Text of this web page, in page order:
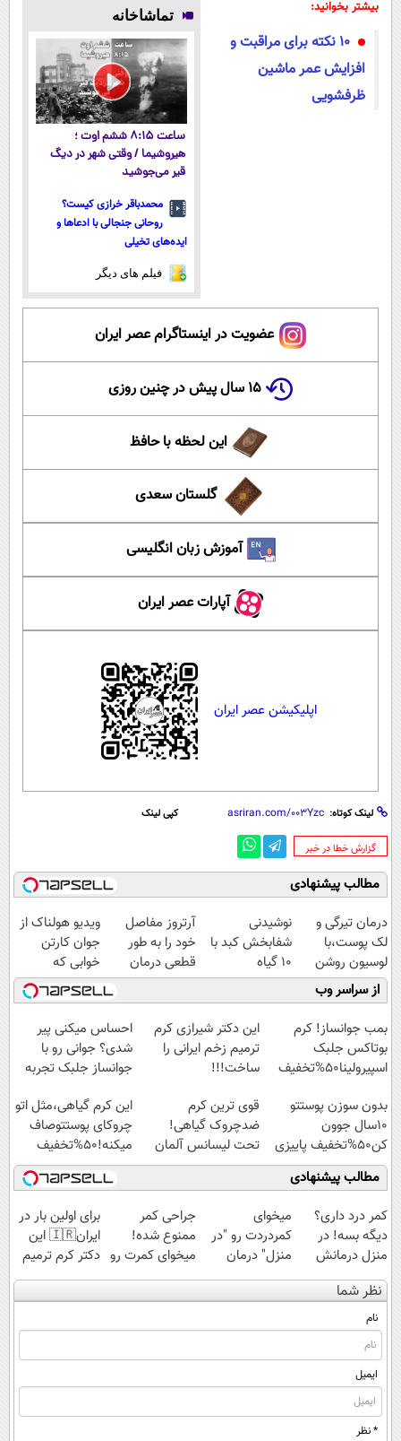
داروخانه های
نزدیکت!
معتبر
بیشتر بخوانید:
10 نکته برای مراقبت و
افزایش عمر ماشین
ظرفشویی
تماشاخانه
ساعت ۸:۱۵ ششم اوت ؛
هیروشیما / وقتی شهر در دیگ
قیر می‌جوشید
محمدباقر خرازی کیست؟
روحانی جنجالی با ادعاها و
ایده‌های تخیلی
فیلم های دیگر
عضویت در اینستاگرام عصر ایران
۱۵ سال پیش در چنین روزی
این لحظه با حافظ
گلستان سعدی
آموزش زبان انگلیسی
آپارات عصر ایران
اپلیکیشن عصر ایران
لینک کوتاه: کپی لینک
‌گزارش خطا در خبر
مطالب پیشنهادی
درمان تیرگی و
لک پوست،با
لوسیون روشن
کننده ویتامین c!
نوشیدنی
شفابخش کبد با
10 گیاه
موثر(تخفیف تا
امشب)
آرتروز مفاصل
خود را به طور
قطعی درمان
کنید!
◗پرسش‌نامه◖
ویدیو هولناک از
جوان کارتن
خوابی که
میلیاردر شد.
آموزش رایگان
از سراسر وب
بمب جوانساز! کرم
بوتاکس جلبک
اسپیرولینا50%تخفیف
این دکتر شیرازی کرم
ترمیم زخم ایرانی را
ساخت!!!
احساس میکنی پیر
شدی؟ جوانی رو با
جوانساز جلبک تجربه
بدون سوزن پوستتو
10سال جوون
کن50%تخفیف پاییزی
قوی ترین کرم
ضدچروک گیاهی!
تحت لیسانس آلمان
(40%تخفیف زمستانی)
این کرم گیاهی،مثل اتو
چروکای پوستتوصاف
میکنه!50%تخفیف
مطالب پیشنهادی
کمر درد داری؟
دیگه بسه! در
منزل درمانش
کن
(◀پرسش‌نامه)
میخوای
کمردردت رو "در
منزل" درمان
کنی؟ (◂فیلم +
◂پرسش‌نامه)
جراحی کمر
ممنوع شده!
میخوای کمرت رو
در منزل درمان
کنی؟
برای اولین بار در
ایران🇮🇷 این
دکتر کرم ترمیم
کننده 23 روزه
ساخت!
نظر شما
نام
ایمیل
* نظر